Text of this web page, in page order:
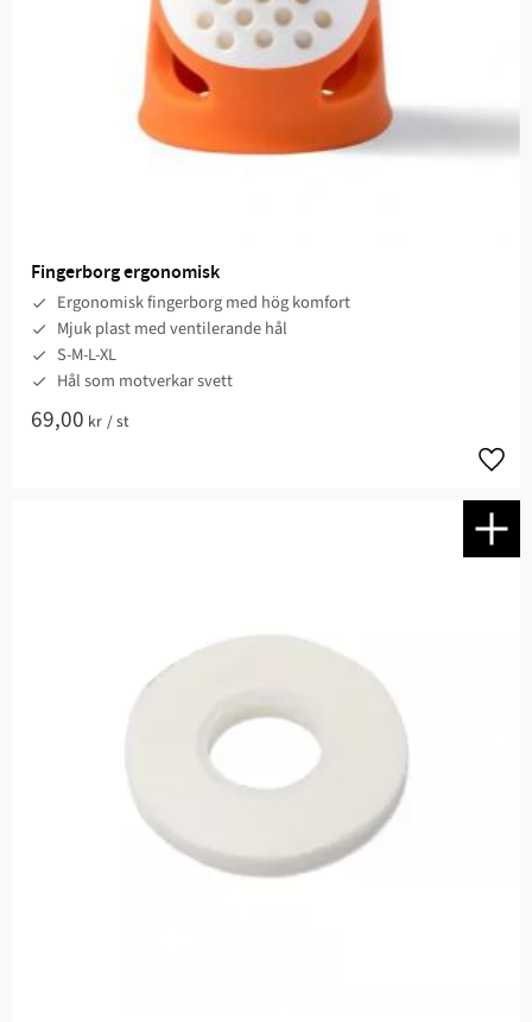
Fingerborg ergonomisk
Ergonomisk fingerborg med hög komfort
Mjuk plast med ventilerande hål
S-M-L-XL
Hål som motverkar svett
69,00 kr /st